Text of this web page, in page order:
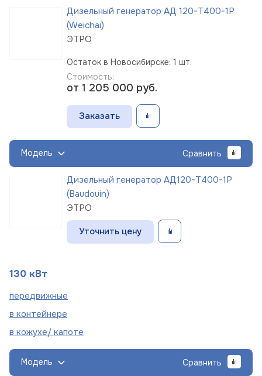
Дизельный генератор АД 120-Т400-1Р
(Weichai)
ЭТРО
Остаток в Новосибирске: 1 шт.
Стоимость:
от 1 205 000 руб.
Заказать
Модель Сравнить
Дизельный генератор АД120-Т400-1Р
(Baudouin)
ЭТРО
Уточнить цену
130 кВт
передвижные
в контейнере
в кожухе/ капоте
Модель Сравнить